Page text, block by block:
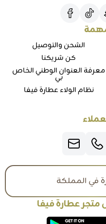
الشحن والتوصيل
كن شريكنا
معرفة العنوان الوطني الخاص
بي
نظام الولاء عطارة فيفا
في المملكة
متجر عطارة فيفا